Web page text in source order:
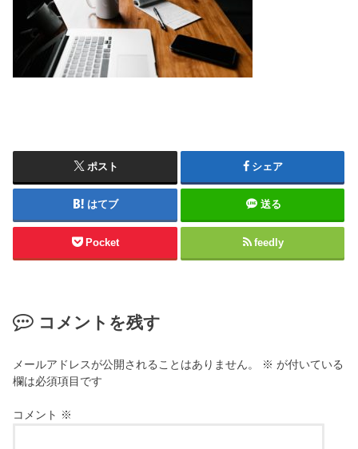
ポスト シェア
はてブ 送る
Pocket feedly
コメントを残す
メールアドレスが公開されることはありません。 ※ が付いている
欄は必須項目です
コメント ※